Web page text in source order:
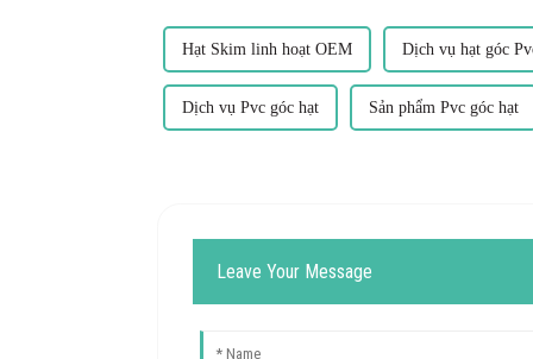
Hạt Skim linh hoạt OEM Dịch vụ hạt góc
Dịch vụ Pvc góc hạt Sản phẩm Pvc góc hạt
Leave Your Message